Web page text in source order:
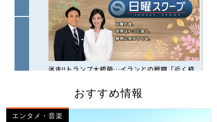
おすすめ情報
エンタメ・音楽